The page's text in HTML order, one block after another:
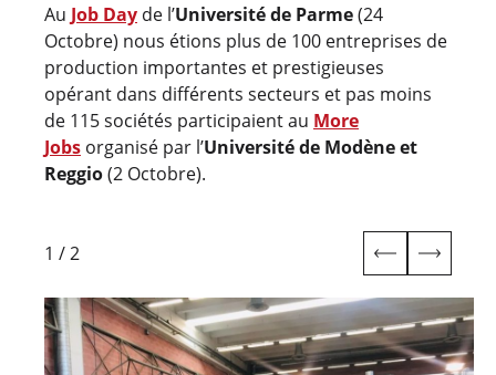
Au Job Day de l’Université de Parme(24
Octobre) nous étions plus de 100 entreprises de
production importantes et prestigieuses
opérant dans différents secteurs et pas moins
de 115 sociétés participaient au More
Jobs organisé par l’Université de Modène et
Reggio(2 Octobre).
1 /2